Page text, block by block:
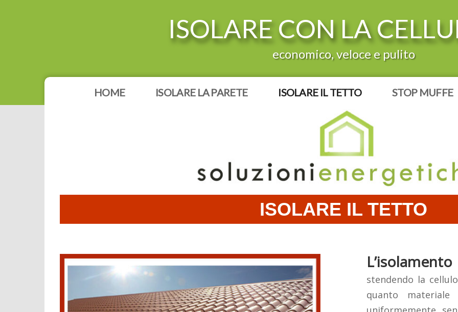
ISOLARE CON LA
economico, veloce e pulito
HOME ISOLARE LA PARETE ISOLARE IL TETTO STOP MUFFE
ISOLARE IL TETTO
stendendo la
quanto